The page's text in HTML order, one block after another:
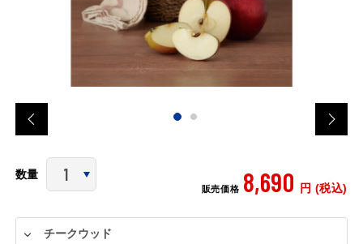
数量
販売価格 8,690 円 (税込)